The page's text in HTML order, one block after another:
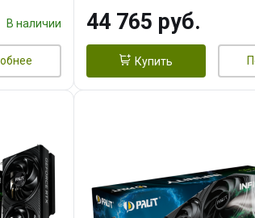
В наличии 44 765 руб.
Купить